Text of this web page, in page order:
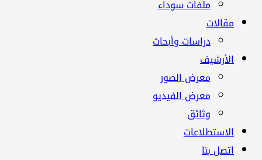
ملفات سوداء
مقالات
دراسات وأبحاث
الأرشيف
معرض الصور
معرض الفيديو
وثائق
الاستطلاعات
اتصل بنا